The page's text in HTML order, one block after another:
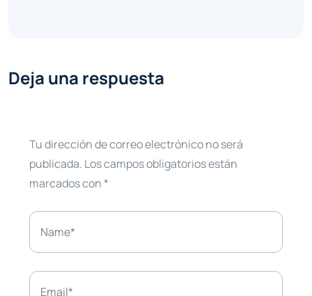
Deja una respuesta
Tu dirección de correo electrónico no será
publicada. Los campos obligatorios están
marcados con*